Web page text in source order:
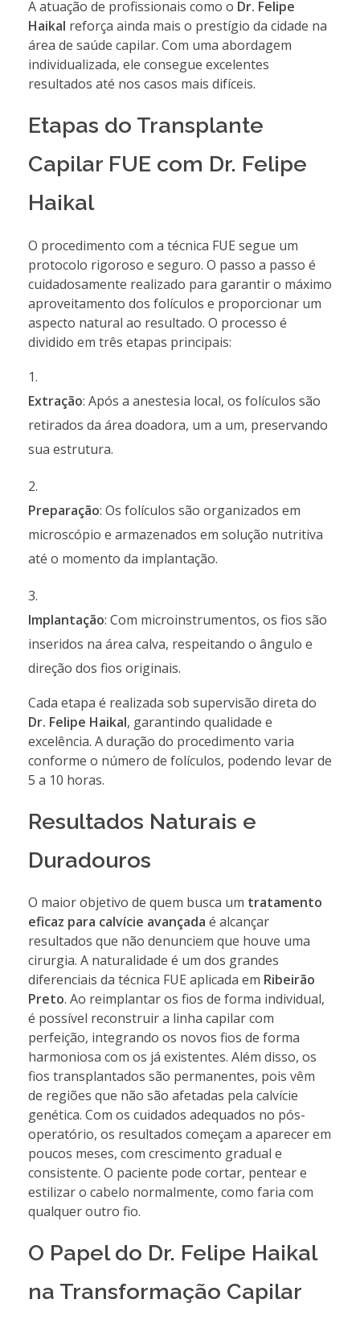
A atuação de profissionais como o Dr. Felipe
Haikal reforça ainda mais o prestígio da cidade na
área de saúde capilar. Com uma abordagem
individualizada, ele consegue excelentes
resultados até nos casos mais difíceis.
Etapas do Transplante
Capilar FUE com Dr. Felipe
Haikal
O procedimento com a técnica FUE segue um
protocolo rigoroso e seguro. O passo a passo é
cuidadosamente realizado para garantir o máximo
aproveitamento dos folículos e proporcionar um
aspecto natural ao resultado. O processo é
dividido em três etapas principais:
Extração: Após a anestesia local, os folículos são
retirados da área doadora, um a um, preservando
sua estrutura.
Preparação: Os folículos são organizados em
microscópio e armazenados em solução nutritiva
até o momento da implantação.
Implantação: Com microinstrumentos, os fios são
inseridos na área calva, respeitando o ângulo e
direção dos fios originais.
Cada etapa é realizada sob supervisão direta do
Dr. Felipe Haikal, garantindo qualidade e
excelência. A duração do procedimento varia
conforme o número de folículos, podendo levar de
5 a 10 horas.
Resultados Naturais e
Duradouros
O maior objetivo de quem busca um tratamento
eficaz para calvície avançada é alcançar
resultados que não denunciem que houve uma
cirurgia. A naturalidade é um dos grandes
diferenciais da técnica FUE aplicada em Ribeirão
Preto. Ao reimplantar os fios de forma individual,
é possível reconstruir a linha capilar com
perfeição, integrando os novos fios de forma
harmoniosa com os já existentes. Além disso, os
fios transplantados são permanentes, pois vêm
de regiões que não são afetadas pela calvície
genética. Com os cuidados adequados no pós-
operatório, os resultados começam a aparecer em
poucos meses, com crescimento gradual e
consistente. O paciente pode cortar, pentear e
estilizar o cabelo normalmente, como faria com
qualquer outro fio.
O Papel do Dr. Felipe Haikal
na Transformação Capilar